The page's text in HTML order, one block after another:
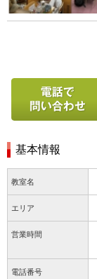
基本情報
教室名
エリア
営業時間
電話番号